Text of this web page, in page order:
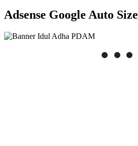
Adsense Google Auto Size